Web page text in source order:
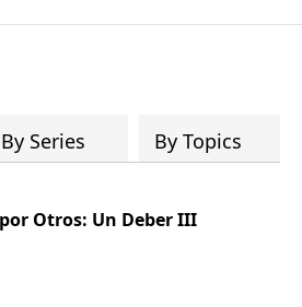
By Series By Topics
Otros: Un Deber III